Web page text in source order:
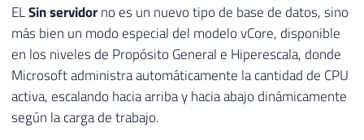
ELSin servidorno es un nuevo tipo de base de datos, sino
más bien un modo especial del modelo vCore, disponible
en los niveles de Propósito General e Hiperescala, donde
Microsoft administra automáticamente la cantidad de CPU
activa, escalando hacia arriba y hacia abajo dinámicamente
según la carga de trabajo.